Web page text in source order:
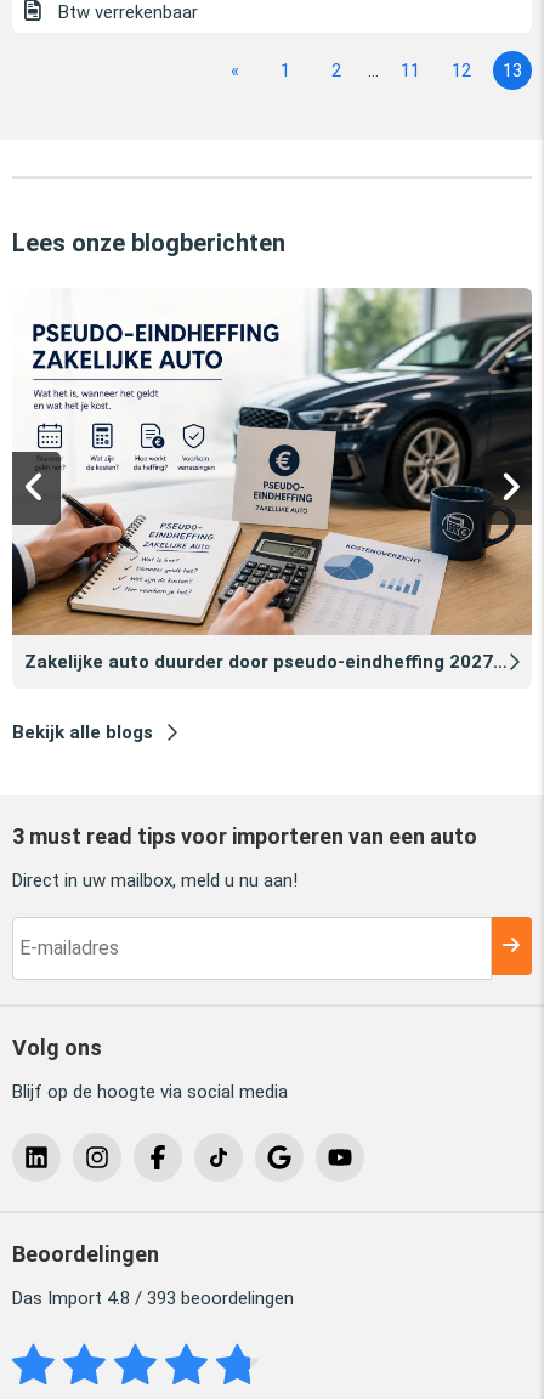
Btw verrekenbaar
« 1 2 ... 11 12 13
Lees onze blogberichten
Zakelijke auto duurder door pseudo‑eindheffing 2027: zo voorkomt u dat
Bekijk alle blogs
3 must read tips voor importeren van een auto
Direct in uw mailbox, meld u nu aan!
Volg ons
Blijf op de hoogte via social media
Beoordelingen
Das Import 4.8 / 393 beoordelingen